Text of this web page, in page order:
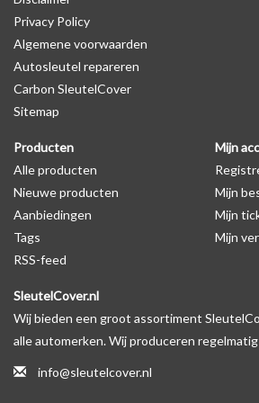
Levering
Voor 16:00 besteld = Dezelfde dag
Verzending naar België: 1/3 werkdagen
Merk: SleutelCover
Geschikt voor: Smart
Gewicht: 20g
Materiaal: Siliconen
Geschikt voor o.a. de volgende modellen:
* Afhankelijk van het bouwjaar
* Controleer
altijd alsnog eerst uw model
Privacy Policy
Algemene voorwaarden
Autosleutel repareren
Carbon SleutelCover
Sitemap
Producten
Alle producten
Nieuwe producten
Aanbiedingen
Tags
RSS-feed
Mijn
Mijn
Mijn
Mijn
SleutelCover.nl
Wij bieden een groot assortiment
alle automerken. Wij produceren
info@sleutelcover.nl